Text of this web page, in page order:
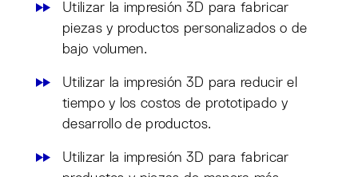
Utilizar la impresión 3D para fabricar
piezas y productos personalizados o de
bajo volumen.
Utilizar la impresión 3D para reducir el
tiempo y los costos de prototipado y
desarrollo de productos.
Utilizar la impresión 3D para fabricar